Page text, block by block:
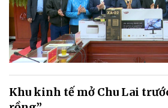
Khu kinh tế mở Chu Lai